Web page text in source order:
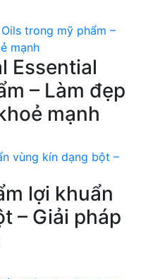
Essential
– Làm đẹp
mạnh
lợi khuẩn
– Giải pháp